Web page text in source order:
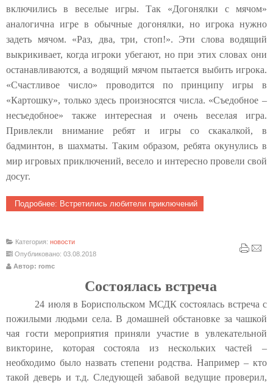
включились в веселые игры. Так «Догонялки с мячом»
аналогична игре в обычные догонялки, но игрока нужно
задеть мячом. «Раз, два, три, стоп!». Эти слова водящий
выкрикивает, когда игроки убегают, но при этих словах они
останавливаются, а водящий мячом пытается выбить игрока.
«Счастливое число» проводится по принципу игры в
«Картошку», только здесь произносятся числа. «Съедобное –
несъедобное» также интересная и очень веселая игра.
Привлекли внимание ребят и игры со скакалкой, в
бадминтон, в шахматы. Таким образом, ребята окунулись в
мир игровых приключений, весело и интересно провели свой
досуг.
Подробнее: Встретились любители приключений
Категория: новости
Опубликовано: 03.08.2018
Автор: romc
Состоялась встреча
24 июля в Бориспольском МСДК состоялась встреча с
пожилыми людьми села. В домашней обстановке за чашкой
чая гости мероприятия приняли участие в увлекательной
викторине, которая состояла из нескольких частей –
необходимо было назвать степени родства. Например – кто
такой деверь и т.д. Следующей забавой ведущие проверил,